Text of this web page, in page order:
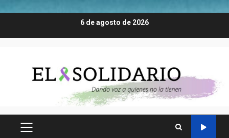
6 de agosto de 2026
MENÚ